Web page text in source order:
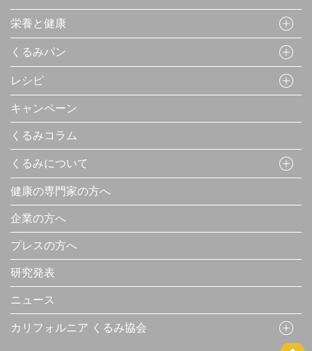
栄養と健康
くるみパン
レシピ
キャンペーン
くるみコラム
くるみについて
健康の専門家の方へ
企業の方へ
プレスの方へ
研究発表
ニュース
カリフォルニア くるみ協会